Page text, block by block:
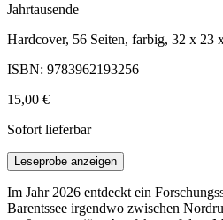
Jahrtausende
Hardcover, 56 Seiten, farbig, 32 x 23
ISBN: 9783962193256
15,00 €
Sofort lieferbar
Leseprobe anzeigen
Im Jahr 2026 entdeckt ein
Barentssee irgendwo zwischen